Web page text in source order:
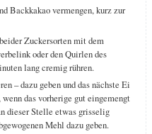
Backkakao vermengen, kurz zur
Zuckersorten mit dem
oder den Quirlen des
lang cremig rühren.
– dazu geben und das nächste Ei
das vorherige gut eingemengt
dieser Stelle etwas grisselig
Mehl dazu geben.